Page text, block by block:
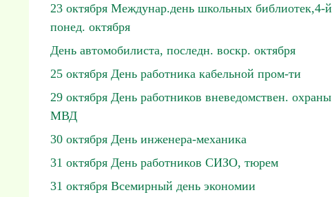
23 октября Междунар.день школьных библиотек,4-й
понед. октября
День автомобилиста, последн. воскр. октября
25 октября День работника кабельной пром-ти
29 октября День работников вневедомствен. охраны
МВД
30 октября День инженера-механика
31 октября День работников СИЗО, тюрем
31 октября Всемирный день экономии